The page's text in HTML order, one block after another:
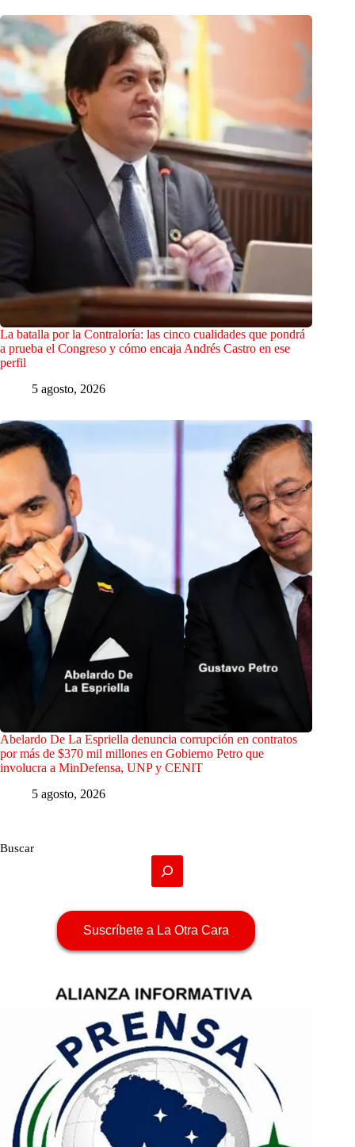
La batalla por la Contraloría: las cinco cualidades que pondrá
a prueba el Congreso y cómo encaja Andrés Castro en ese
perfil
5 agosto, 2026
Abelardo De La Espriella denuncia corrupción en contratos
por más de $370 mil millones en Gobierno Petro que
involucra a MinDefensa, UNP y CENIT
5 agosto, 2026
Buscar
Suscríbete a La Otra Cara